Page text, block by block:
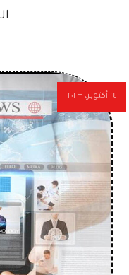
٢٤ أكتوبر، ٢٠٢٣